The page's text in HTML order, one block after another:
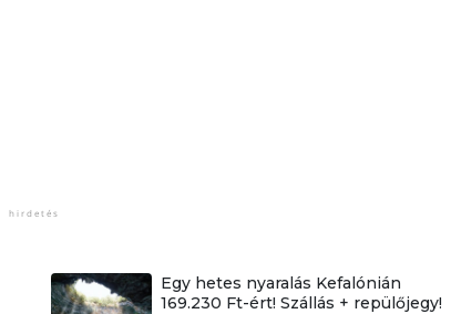
Egy hetes nyaralás Kefalónián
169.230 Ft-ért! Szállás + repülőjegy!